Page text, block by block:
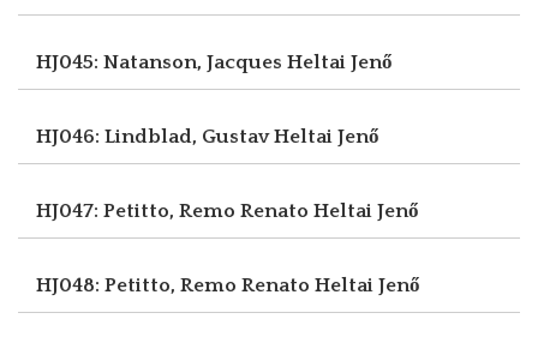
HJ045: Natanson, Jacques Heltai Jenő
HJ046: Lindblad, GustavHeltai Jenő
HJ047: Petitto, Remo Renato Heltai Jenő
HJ048: Petitto, Remo Renato Heltai Jenő